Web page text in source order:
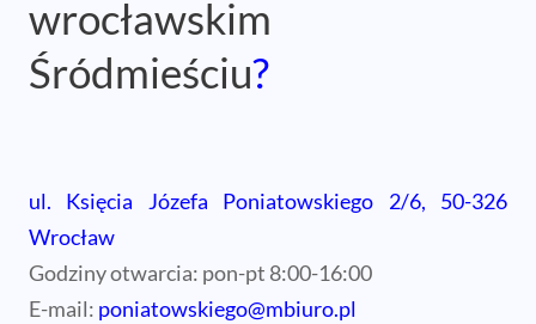
wrocławskim
Śródmieściu?
ul. Księcia Józefa Poniatowskiego 2/6, 50-326
Wrocław
Godziny otwarcia: pon-pt 8:00-16:00
E-mail: poniatowskiego@mbiuro.pl